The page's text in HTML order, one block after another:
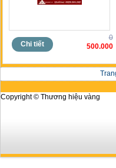
Chi tiết
0
500.000
Copyright © Thương hiệu vàng